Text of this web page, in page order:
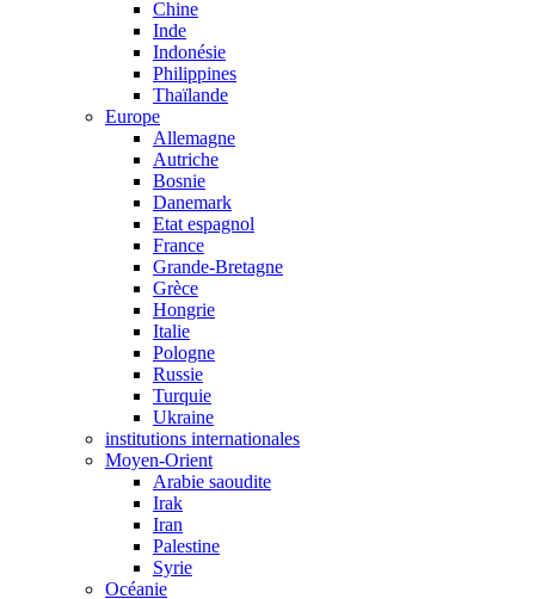
Chine
Inde
Indonésie
Philippines
Thaïlande
Europe
Allemagne
Autriche
Bosnie
Danemark
Etat espagnol
France
Grande-Bretagne
Grèce
Hongrie
Italie
Pologne
Russie
Turquie
Ukraine
institutions internationales
Moyen-Orient
Arabie saoudite
Irak
Iran
Palestine
Syrie
Océanie